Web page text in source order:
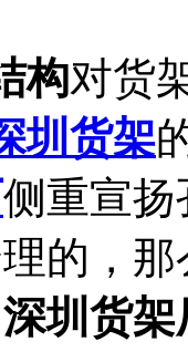
构对货
圳货架
侧重宣
的，
深圳货架